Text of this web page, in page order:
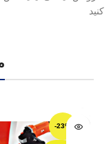
کنید
-23%